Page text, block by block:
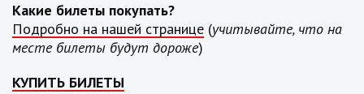
Какие билеты покупать?
Подробно на нашей странице (учитывайте, что на
месте билеты будут дороже)
КУПИТЬ БИЛЕТЫ